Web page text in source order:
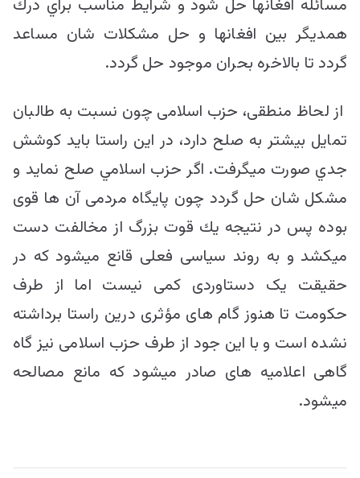
مسائله افغانها حل شود و شرايط مناسب براي درك
همديگر بين افغانها و حل مشكلات شان مساعد
گردد تا بالاخره بحران موجود حل گردد.
از لحاظ منطقی، حزب اسلامی چون نسبت به طالبان
تمایل بيشتر به صلح دارد، در اين راستا بايد كوشش
جدي صورت ميگرفت. اگر حزب اسلامي صلح نمايد و
مشكل شان حل گردد چون پایگاه مردمی آن ها قوی
بوده پس در نتيجه يك قوت بزرگ از مخالفت دست
میکشد و به روند سیاسی فعلی قانع میشود كه در
حقیقت یک دستاوردی کمی نیست اما از طرف
حکومت تا هنوز گام های مؤثری درین راستا برداشته
نشده است و با اين جود از طرف حزب اسلامی نیز گاه
گاهی اعلامیه های صادر میشود که مانع مصالحه
میشود.